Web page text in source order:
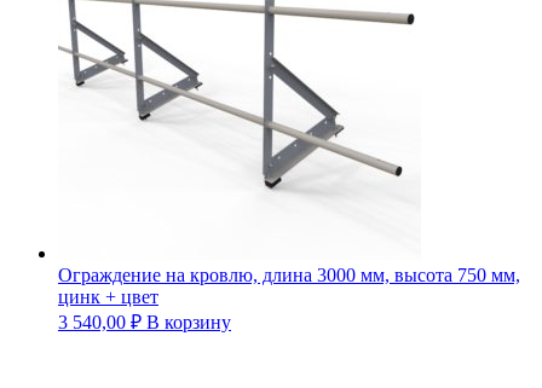
Ограждение на кровлю, длина 3000 мм, высота 750 мм,
цинк + цвет
3 540,00 ₽ В корзину